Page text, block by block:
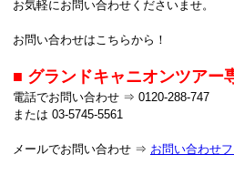
お気軽にお問い合わせくださいませ。
お問い合わせはこちらから！
■ グランドキャニオンツアー
電話でお問い合わせ ⇒ 0120-288-747
または 03-5745-5561
メールでお問い合わせ ⇒ お問い合わせ